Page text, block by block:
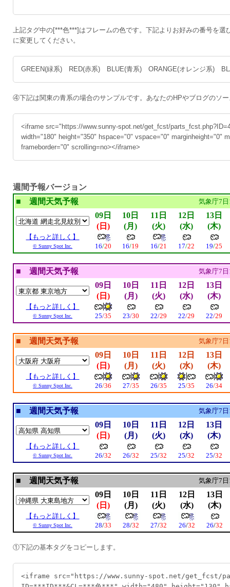
上記タグ中の[***色***]はフレームの色です。下記よりお好みの番号を選
に変更してください。
GREEN(緑系) RED(赤系) BLUE(青系) ORANGE(オレンジ系)
④下記は関東の青系の場合のサンプルです。あなたのHPやブログのソ
<iframe src="https://www.sunny-spot.net/get_fcst/
width="180" height="350" hspace="0" vspace="0" marginheight="0"
frameborder="0" scrolling=no></iframe>
週間予報バージョン
①下記の基本タグをコピーします。
<iframe src="https://www.sunny-spot.net/get_fcst/